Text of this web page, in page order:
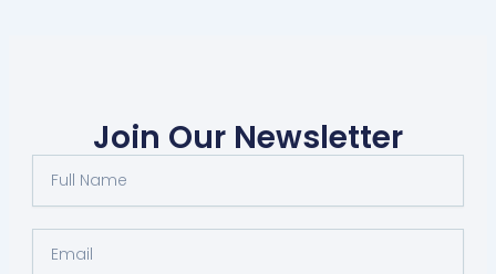
Join Our Newsletter
Name